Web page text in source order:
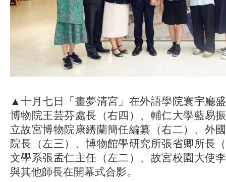
▲十月七日「畫夢清宮」在外語學院寰宇廳
博物院王芸芬處長（右四）、輔仁大學藍易
立故宮博物院康綉蘭簡任編纂（右二）、外
院長（左三）、博物館學研究所張省卿所長
文學系張孟仁主任（左二）、故宮校園大使
與其他師長在開幕式合影。